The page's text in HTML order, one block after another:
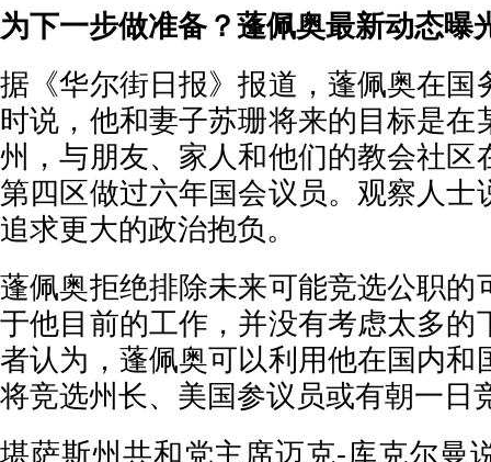
为下一步做准备？蓬佩奥最新动态曝
据《华尔街日报》报道，蓬佩奥在国
时说，他和妻子苏珊将来的目标是在
州，与朋友、家人和他们的教会社区
第四区做过六年国会议员。观察人士
追求更大的政治抱负。
蓬佩奥拒绝排除未来可能竞选公职的
于他目前的工作，并没有考虑太多的
者认为，蓬佩奥可以利用他在国内和
将竞选州长、美国参议员或有朝一日
堪萨斯州共和党主席迈克-库克尔曼